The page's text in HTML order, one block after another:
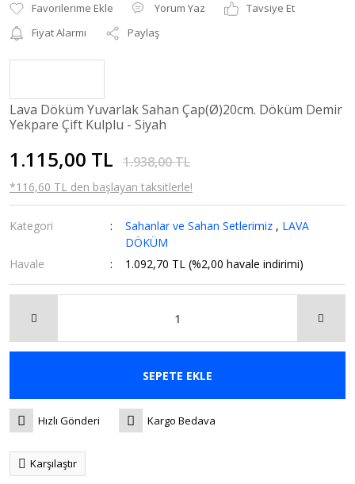
Yorum Yaz
Tavsiye Et
Fiyat Alarmı
Paylaş
Lava Döküm Yuvarlak Sahan Çap(Ø)20cm. Döküm Demir
Yekpare Çift Kulplu - Siyah
1.115,00 TL 1.938,00 TL
*116,60 TL den başlayan taksitlerle!
Kategori Sahanlar ve Sahan Setlerimiz , LAVA
DÖKÜM
Havale
1.092,70 TL (%2,00 havale indirimi)
SEPETE EKLE
Hızlı Gönderi Kargo Bedava
Karşılaştır